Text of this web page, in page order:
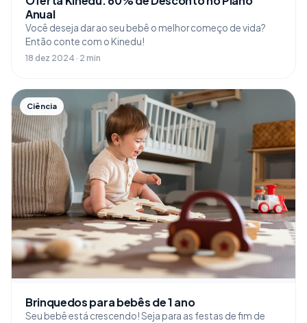
Anual
Você deseja dar ao seu bebê o melhor começo de vida?
Então conte com o Kinedu!
18 dez 2024 · 2 min
Ciência
Brinquedos para bebês de 1 ano
Seu bebê está crescendo! Seja para as festas de fim de